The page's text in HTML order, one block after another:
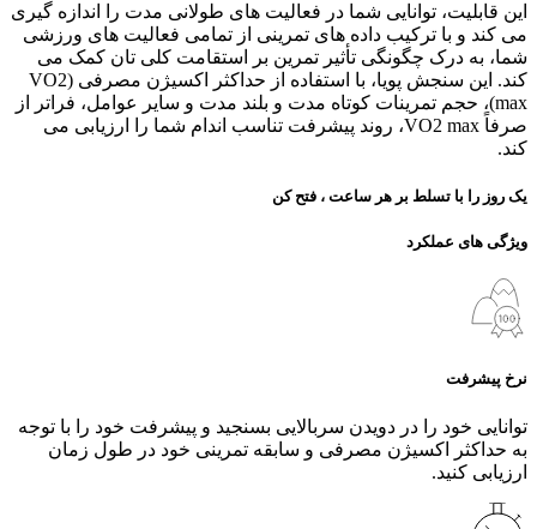
این قابلیت، توانایی شما در فعالیت‌ های طولانی‌ مدت را اندازه‌ گیری
می‌ کند و با ترکیب داده‌ های تمرینی از تمامی فعالیت‌ های ورزشی
شما، به درک چگونگی تأثیر تمرین بر استقامت کلی‌ تان کمک می‌
کند. این سنجش پویا، با استفاده از حداکثر اکسیژن مصرفی (VO2
max)، حجم تمرینات کوتاه‌ مدت و بلند مدت و سایر عوامل، فراتر از
صرفاً VO2 max، روند پیشرفت تناسب اندام شما را ارزیابی می‌
کند.
یک روز را با تسلط بر هر ساعت ، فتح کن
ویژگی های عملکرد
نرخ پیشرفت
توانایی خود را در دویدن سربالایی بسنجید و پیشرفت خود را با توجه
به حداکثر اکسیژن مصرفی و سابقه تمرینی خود در طول زمان
ارزیابی کنید.